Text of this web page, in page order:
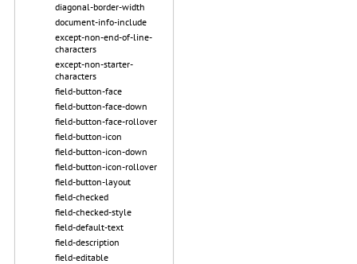
diagonal-border-width
document-info-include
except-non-end-of-line-
characters
except-non-starter-
characters
field-button-face
field-button-face-down
field-button-face-rollover
field-button-icon
field-button-icon-down
field-button-icon-rollover
field-button-layout
field-checked
field-checked-style
field-default-text
field-description
field-editable